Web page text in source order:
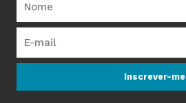
Inscrever-me